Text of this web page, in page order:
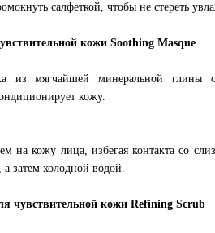
салфеткой, чтобы не стереть
кожи Soothing Masque
из мягчайшей минеральной глины
кожу.
на кожу лица, избегая контакта со
затем холодной водой.
чувствительной кожи Refining Scrub